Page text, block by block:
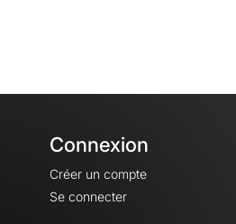
Connexion
Créer un compte
Se connecter